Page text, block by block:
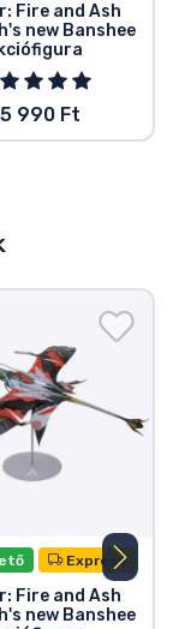
Fire and Ash
new Banshee
990 Ft
Express
Fire and Ash
new Banshee